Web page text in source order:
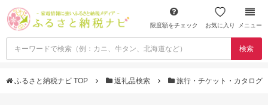
限度額をチェック お気に入り メニュー
検索
ふるさと納税ナビ TOP 返礼品検索 旅行・チケット・カタログ